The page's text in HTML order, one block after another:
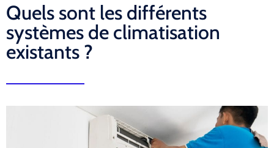
Quels sont les différents
systèmes de climatisation
existants ?